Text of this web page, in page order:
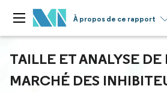
À propos de ce rapport
TAILLE ET ANALYSE DE
MARCHÉ DES